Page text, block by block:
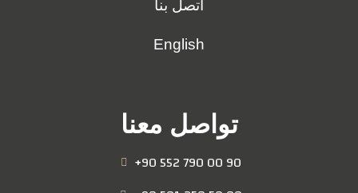
اتصل بنا
English
تواصل معنا
+90 552 790 00 90